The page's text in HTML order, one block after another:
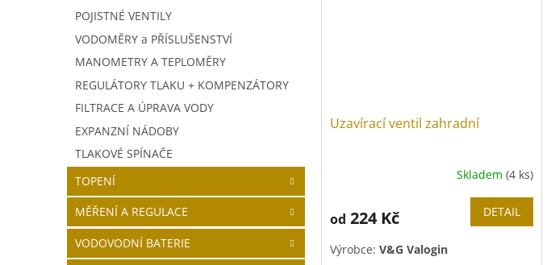
POJISTNÉ VENTILY
VODOMĚRY a PŘÍSLUŠENSTVÍ
MANOMETRY A TEPLOMĚRY
REGULÁTORY TLAKU + KOMPENZÁTORY
FILTRACE A ÚPRAVA VODY
EXPANZNÍ NÁDOBY
TLAKOVÉ SPÍNAČE
TOPENÍ
MĚŘENÍ A REGULACE
VODOVODNÍ BATERIE
Uzavírací ventil zahradní
Skladem(4 ks)
od 224 Kč DETAIL
Výrobce: V&G Valogin